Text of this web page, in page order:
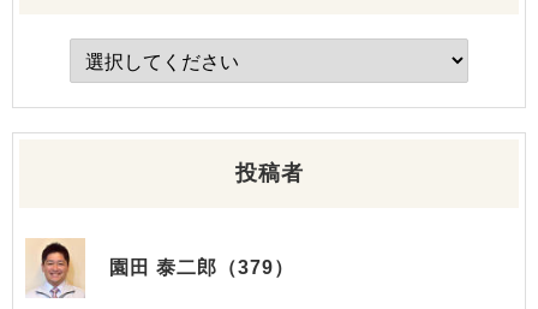
投稿者
園田 泰二郎（379）